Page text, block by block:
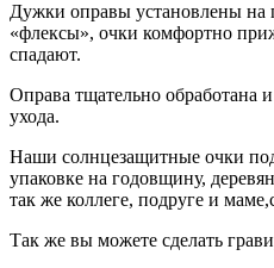
Дужки оправы установлены на
«флексы», очки комфортно
спадают.
Оправа тщательно обработана
ухода.
Наши солнцезащитные очки
упаковке на годовщину,
так же коллеге, подруге и
Так же вы можете сделать